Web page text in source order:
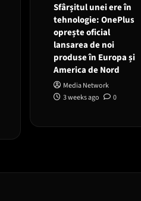
Sfârșitul unei ere în
tehnologie: OnePlus
oprește oficial
lansarea de noi
produse în Europa și
America de Nord
Media Network
3 weeks ago
0